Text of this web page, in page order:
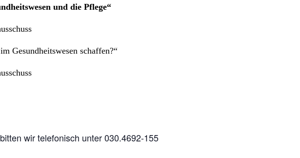
und die Pflege“
Gesundheitswesen schaffen?“
wir telefonisch unter 030.4692-155